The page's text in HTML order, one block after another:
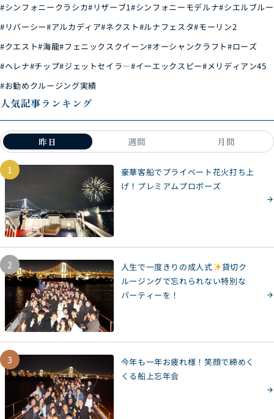
#シンフォニークラシカ#リザーブ1#シンフォニーモデルナ#シエルブルー
#リバーシー#アルカディア#ネクスト#ルナフェスタ#モーリン2
#クエスト#海龍#フェニックスクイーン#オーシャンクラフト#ローズ
#ヘレナ#チップ#ジェットセイラ―#イーエックスピー#メリディアン45
#お勧めクルージング実績
人気記事ランキング
昨日 週間 月間
1
豪華客船でプライベート花火打ち上
げ！プレミアムプロポーズ
2 人生で一度きりの成人式
貸切ク
ルージングで忘れられない特別な
パーティーを！
3
今年も一年お疲れ様！笑顔で締めく
くる船上忘年会